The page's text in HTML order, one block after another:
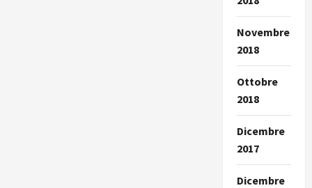
Novembre
2018
Ottobre
2018
Dicembre
2017
Dicembre